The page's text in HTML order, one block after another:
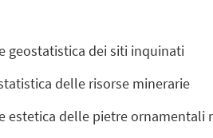
geostatistica dei siti inquinati
delle risorse minerarie
estetica delle pietre ornamentali